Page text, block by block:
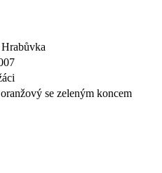
se zeleným koncem